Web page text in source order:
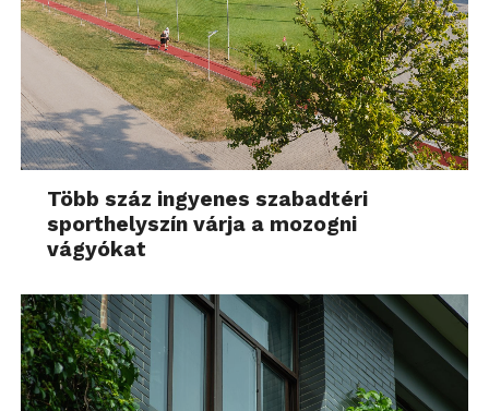
Több száz ingyenes szabadtéri
sporthelyszín várja a mozogni
vágyókat